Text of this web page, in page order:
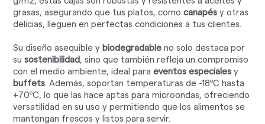
grasas, asegurando que tus platos, comocanapés y otras
delicias, lleguen en perfectas condiciones a tus clientes.
Su diseño asequible y biodegradable no solo destaca por
susostenibilidad , sino que también refleja un compromiso
con el medio ambiente, ideal paraeventos especiales y
buffets. Además, soportan temperaturas de -18ºC hasta
+70ºC, lo que las hace aptas para microondas, ofreciendo
versatilidad en su uso y permitiendo que los alimentos se
mantengan frescos y listos para servir.